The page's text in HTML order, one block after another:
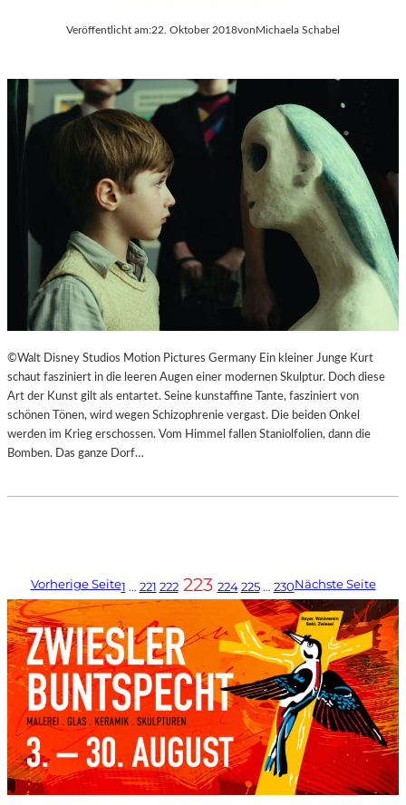
Veröffentlicht am:22. Oktober 2018vonMichaela Schabel
©Walt Disney Studios Motion Pictures Germany Ein kleiner Junge Kurt
schaut fasziniert in die leeren Augen einer modernen Skulptur. Doch diese
Art der Kunst gilt als entartet. Seine kunstaffine Tante, fasziniert von
schönen Tönen, wird wegen Schizophrenie vergast. Die beiden Onkel
werden im Krieg erschossen. Vom Himmel fallen Staniolfolien, dann die
Bomben. Das ganze Dorf…
Vorherige Seite1 … 221 222 223 224 225 … 230Nächste Seite